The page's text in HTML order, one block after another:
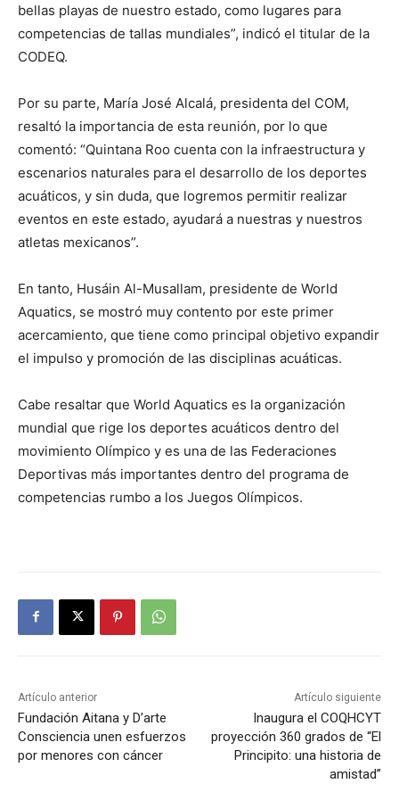
bellas playas de nuestro estado, como lugares para
competencias de tallas mundiales”, indicó el titular de la
CODEQ.
Por su parte, María José Alcalá, presidenta del COM,
resaltó la importancia de esta reunión, por lo que
comentó: “Quintana Roo cuenta con la infraestructura y
escenarios naturales para el desarrollo de los deportes
acuáticos, y sin duda, que logremos permitir realizar
eventos en este estado, ayudará a nuestras y nuestros
atletas mexicanos”.
En tanto, Husáin Al-Musallam, presidente de World
Aquatics, se mostró muy contento por este primer
acercamiento, que tiene como principal objetivo expandir
el impulso y promoción de las disciplinas acuáticas.
Cabe resaltar que World Aquatics es la organización
mundial que rige los deportes acuáticos dentro del
movimiento Olímpico y es una de las Federaciones
Deportivas más importantes dentro del programa de
competencias rumbo a los Juegos Olímpicos.
Artículo anterior
Fundación Aitana y D’arte
Consciencia unen esfuerzos
por menores con cáncer
Artículo siguiente
Inaugura el COQHCYT
proyección 360 grados de “El
Principito: una historia de
amistad”